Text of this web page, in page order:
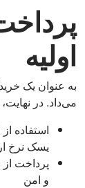
اولیه
به عنوان یک
می‌داد. در
یسک نرخ
پرداخت
و امن